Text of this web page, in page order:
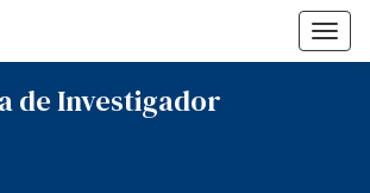
de Investigador